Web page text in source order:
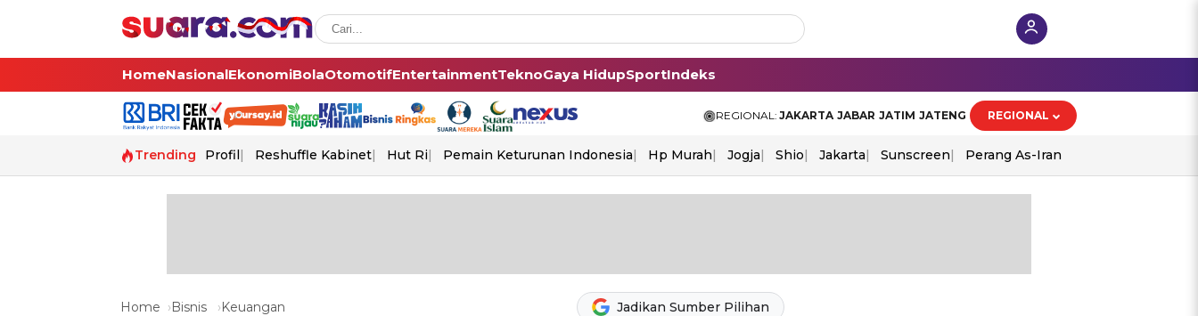
HomeNasionalEkonomiBolaOtomotifEntertainmentTeknoGaya HidupSportIndeks
REGIONAL: JAKARTA JABAR JATIM JATENG REGIONAL
Trending Profil Reshuffle Kabinet Hut Ri Pemain Keturunan Indonesia Hp Murah Jogja Shio Jakarta Sunscreen Perang As-Iran
Home Bisnis Keuangan Jadikan Sumber Pilihan